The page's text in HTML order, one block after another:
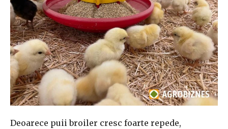
Deoarece puii broiler cresc foarte repede,